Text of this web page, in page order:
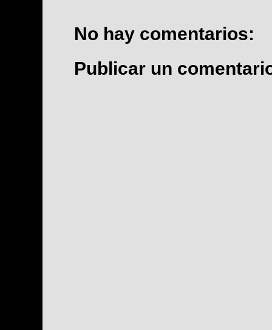
No hay comentarios:
Publicar un